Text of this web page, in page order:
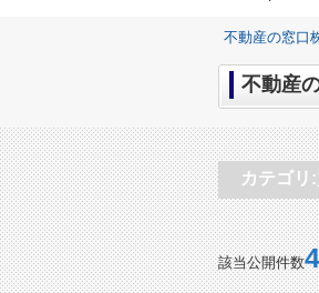
不動産の窓口
不動産
カテゴリ
該当公開件数4